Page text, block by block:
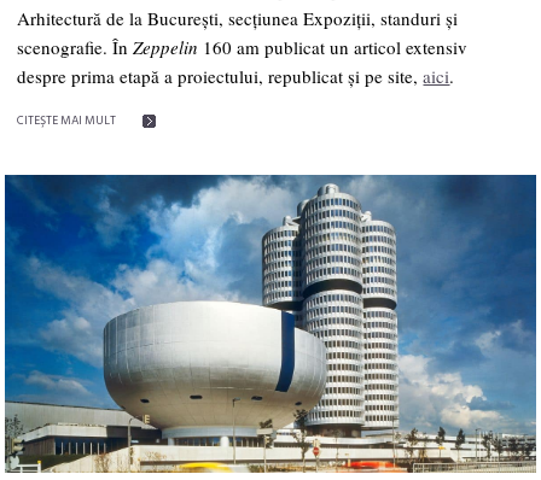
Arhitectură de la București, secțiunea Expoziții, standuri și
scenografie. ÎnZeppelin 160 am publicat un articol extensiv
despre prima etapă a proiectului, republicat și pe site,aici.
CITEŞTE MAI MULT